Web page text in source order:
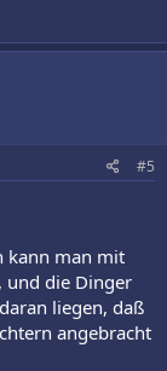
#5
kann man mit
und die Dinger
liegen, daß
angebracht